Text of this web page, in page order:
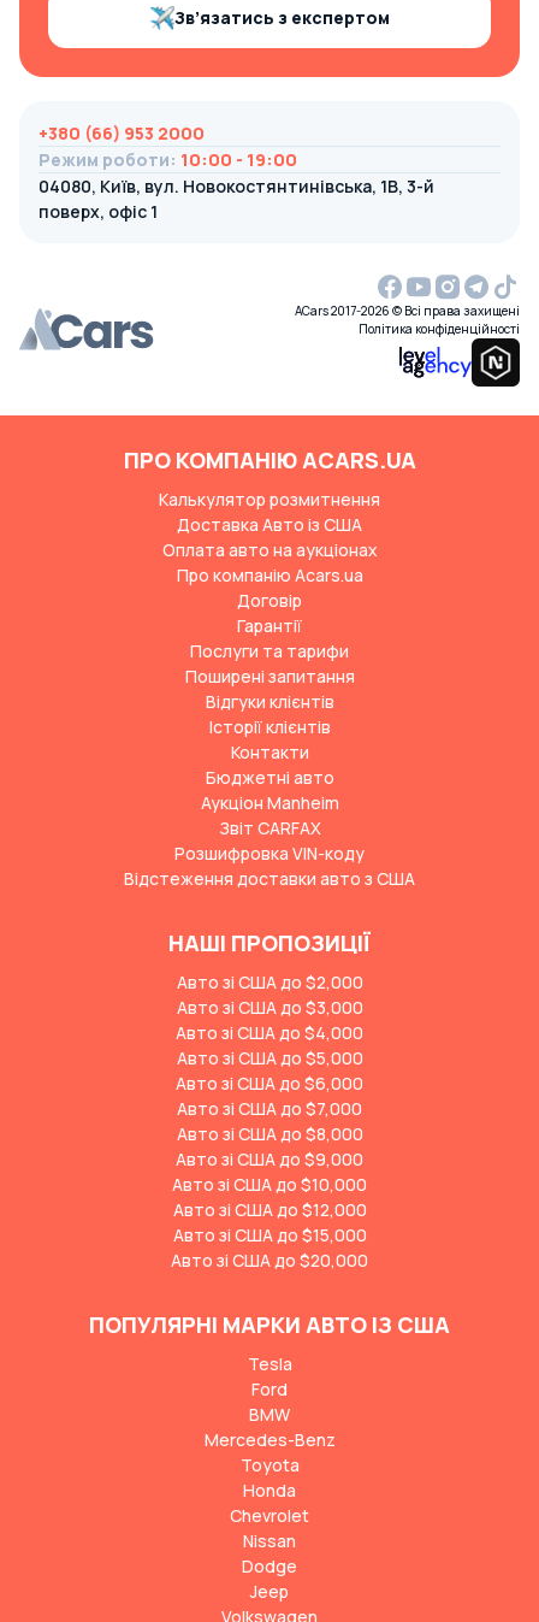
Зв’язатись з експертом
+380 (66) 953 2000
Режим роботи: 10:00 - 19:00
04080, Київ, вул. Новокостянтинівська, 1В, 3-й
поверх, офіс 1
ACars 2017-2026 © Всі права захищені
Політика конфіденційності
ПРО КОМПАНІЮ ACARS.UA
Калькулятор розмитнення
Доставка Авто із США
Оплата авто на аукціонах
Про компанію Acars.ua
Договір
Гарантії
Послуги та тарифи
Поширені запитання
Відгуки клієнтів
Історії клієнтів
Контакти
Бюджетні авто
Аукціон Manheim
Звіт CARFAX
Розшифровка VIN-коду
Відстеження доставки авто з США
НАШІ ПРОПОЗИЦІЇ
Авто зі США до $2,000
Авто зі США до $3,000
Авто зі США до $4,000
Авто зі США до $5,000
Авто зі США до $6,000
Авто зі США до $7,000
Авто зі США до $8,000
Авто зі США до $9,000
Авто зі США до $10,000
Авто зі США до $12,000
Авто зі США до $15,000
Авто зі США до $20,000
ПОПУЛЯРНІ МАРКИ АВТО ІЗ США
Tesla
Ford
BMW
Mercedes-Benz
Toyota
Honda
Chevrolet
Nissan
Dodge
Jeep
Volkswagen